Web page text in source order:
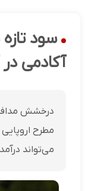
سود
آکادمی در
درخشش
مطرح
می‌تواند